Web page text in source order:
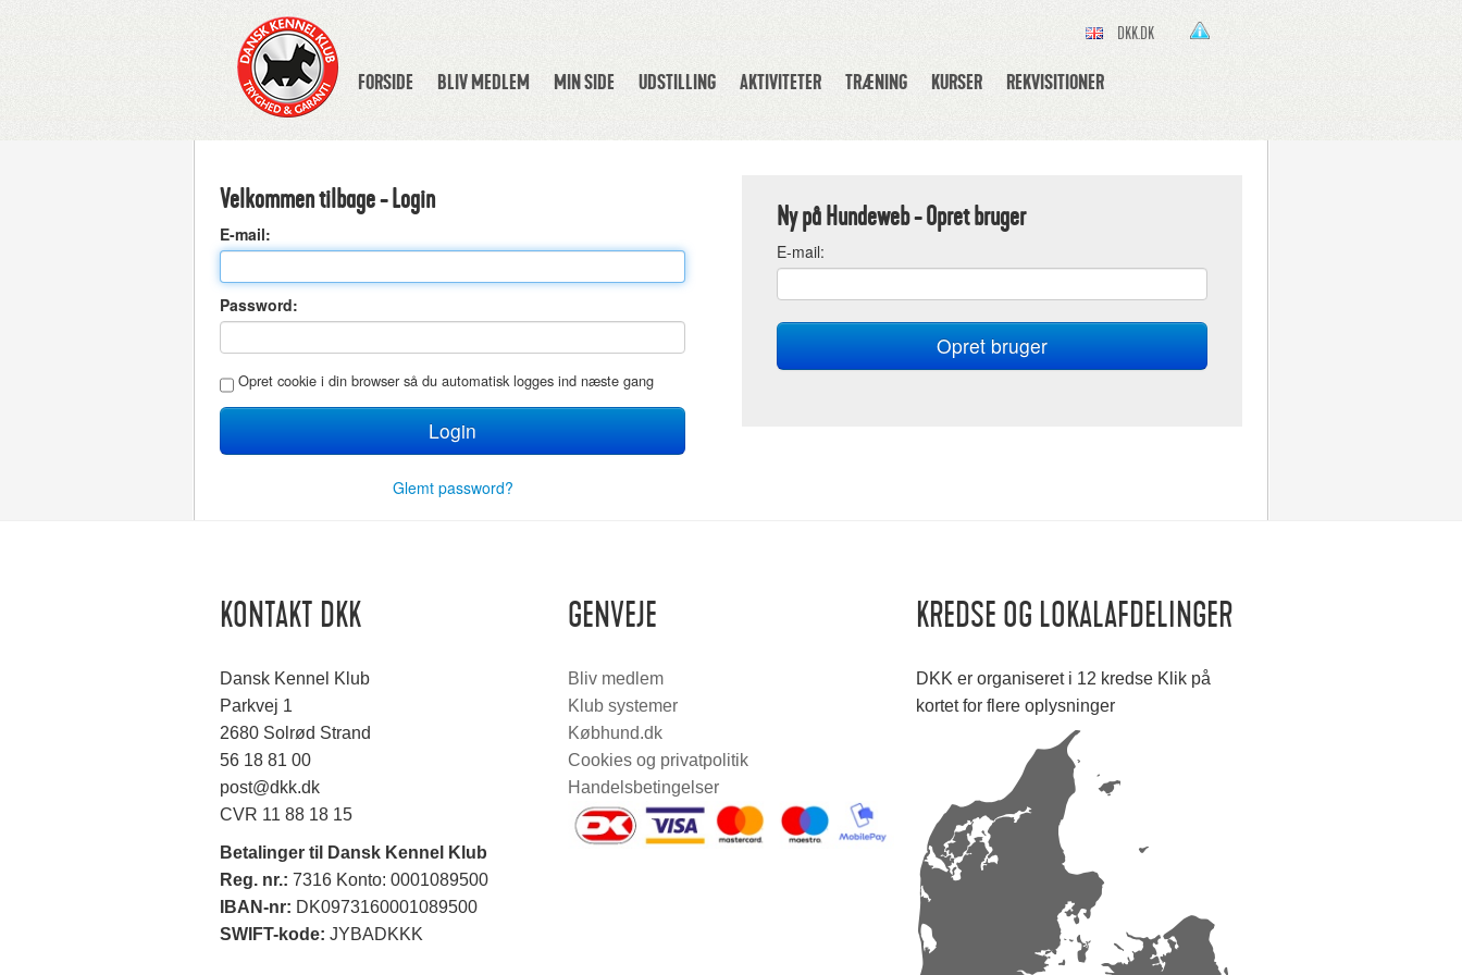
DKK.DK
FORSIDE BLIV MEDLEM MIN SIDE UDSTILLING AKTIVITETER TRÆNING KURSER REKVISITIONER
Velkommen tilbage - Login
E-mail:
Password:
Opret cookie i din browser så du automatisk logges ind næste gang
Glemt password?
Ny på Hundeweb - Opret bruger
E-mail:
KONTAKT DKK
Dansk Kennel Klub
Parkvej 1
2680 Solrød Strand
56 18 81 00
post@dkk.dk
CVR 11 88 18 15
Betalinger til Dansk Kennel Klub
Reg. nr.: 7316 Konto: 0001089500
IBAN-nr: DK0973160001089500
SWIFT-kode: JYBADKKK
GENVEJE
Bliv medlem
Klub systemer
Købhund.dk
Cookies og privatpolitik
Handelsbetingelser
KREDSE OG LOKALAFDELINGER
DKK er organiseret i 12 kredse Klik på
kortet for flere oplysninger